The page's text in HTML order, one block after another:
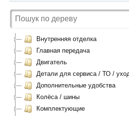
Внутренняя отделка
Главная передача
Двигатель
Детали для сервиса / ТО /
Дополнительные удобства
Колёса / шины
Комплектующие